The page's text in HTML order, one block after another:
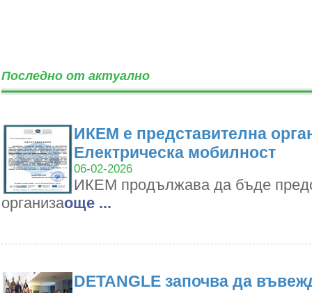
Последно от актуално
ИКЕМ е представителна
Електрическа мобилност
06-02-2026
ИКЕМ продължава да бъде
организаoще ...
DETANGLE започва да